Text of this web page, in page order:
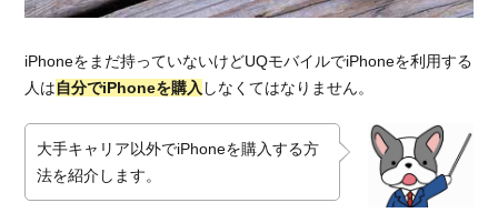
メリッ
ト②デ
ータの
節約や
繰越が
できる
5.1.3.
iPhoneをまだ持っていないけどUQモバイルでiPhoneを利用する
人は自分でiPhoneを購入 しなくてはなりません。
大手キャリア以外でiPhoneを購入する方
法を紹介します。